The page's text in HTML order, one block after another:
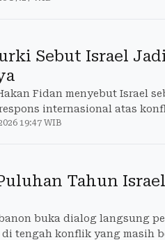
Sebut Israel
Fidan menyebut Israel
internasional atas
19:47 WIB
Tahun
buka dialog langsung
di tengah konflik yang masih